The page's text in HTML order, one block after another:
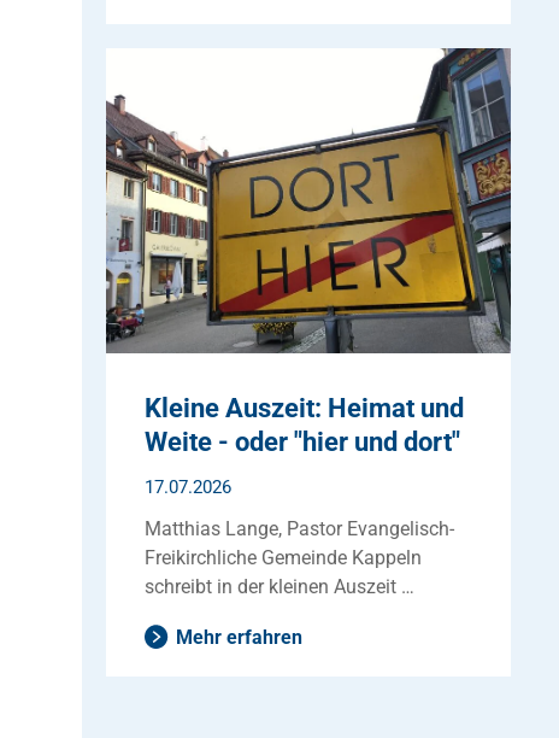
Kleine Auszeit: Heimat und
Weite - oder "hier und dort"
17.07.2026
Matthias Lange, Pastor Evangelisch-
Freikirchliche Gemeinde Kappeln
schreibt in der kleinen Auszeit …
Mehr erfahren